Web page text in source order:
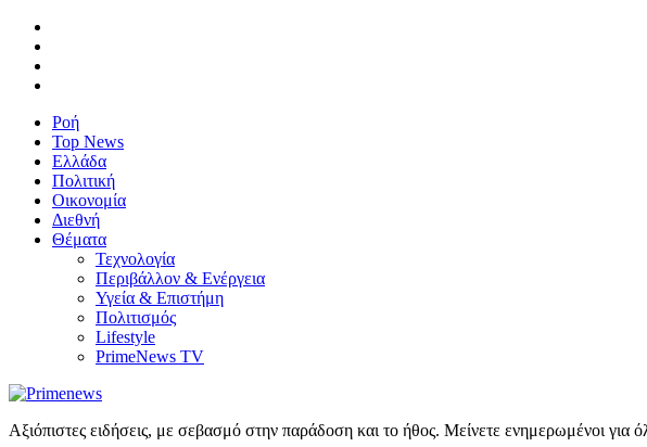
Ροή
Top News
Ελλάδα
Πολιτική
Οικονομία
Διεθνή
Θέματα
Τεχνολογία
Περιβάλλον & Ενέργεια
Υγεία & Επιστήμη
Πολιτισμός
Lifestyle
PrimeNews TV
Αξιόπιστες ειδήσεις, με σεβασμό στην παράδοση και το ήθος. Μείνετε ενημερωμένοι για